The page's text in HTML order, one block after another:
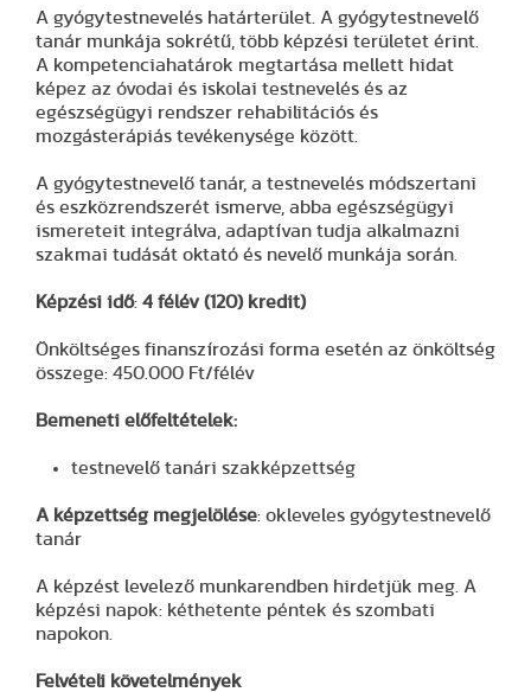
A gyógytestnevelés határterület. A gyógytestnevelő
tanár munkája sokrétű, több képzési területet érint.
A kompetenciahatárok megtartása mellett hidat
képez az óvodai és iskolai testnevelés és az
egészségügyi rendszer rehabilitációs és
mozgásterápiás tevékenysége között.
A gyógytestnevelő tanár, a testnevelés módszertani
és eszközrendszerét ismerve, abba egészségügyi
ismereteit integrálva, adaptívan tudja alkalmazni
szakmai tudását oktató és nevelő munkája során.
Képzési idő: 4 félév (120) kredit)
Önköltséges finanszírozási forma esetén az önköltség
összege: 450.000 Ft/félév
Bemeneti előfeltételek:
testnevelő tanári szakképzettség
A képzettség megjelölése: okleveles gyógytestnevelő
tanár
A képzést levelező munkarendben hirdetjük meg. A
képzési napok: kéthetente péntek és szombati
napokon.
Felvételi követelmények